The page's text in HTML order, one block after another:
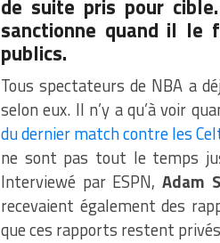
de suite pris pour
sanctionne quand il le
publics.
Tous spectateurs de NBA a
selon eux. Il n’y a qu’à voir
du dernier match contre les
ne sont pas tout le temps
Interviewé par ESPN,Adam
recevaient également des
que ces rapports restent